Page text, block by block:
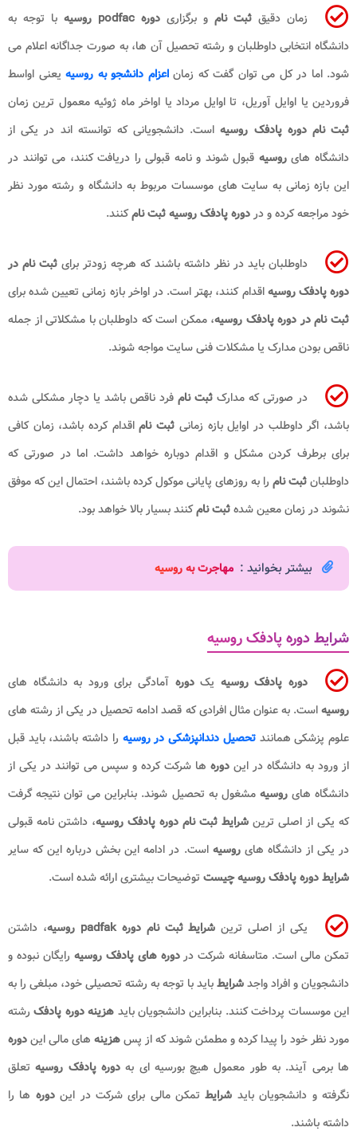
زمان دقیق ثبت نام و برگزاری دوره podfac روسیه با توجه به
دانشگاه انتخابی داوطلبان و رشته تحصیل آن ها، به صورت جداگانه اعلام می
شود. اما در کل می توان گفت که زماناعزام دانشجو به روسیه یعنی اواسط
فروردین یا اوایل آوریل، تا اوایل مرداد یا اواخر ماه ژوئیه معمول ترین زمان
ثبت نام دوره پادفک روسیه است. دانشجویانی که توانسته اند در یکی از
دانشگاه هایروسیه قبول شوند و نامه قبولی را دریافت کنند، می توانند در
این بازه زمانی به سایت های موسسات مربوط به دانشگاه و رشته مورد نظر
خود مراجعه کرده و دردوره پادفک روسیه ثبت نامکنند.
داوطلبان باید در نظر داشته باشند که هرچه زودتر برای ثبت نام در
دوره پادفک روسیهاقدام کنند، بهتر است. در اواخر بازه زمانی تعیین شده برای
ثبت نام در دوره پادفک روسیه، ممکن است که داوطلبان با مشکلاتی از جمله
ناقص بودن مدارک یا مشکلات فنی سایت مواجه شوند.
در صورتی که مدارک ثبت نام فرد ناقص باشد یا دچار مشکلی شده
باشد، اگر داوطلب در اوایل بازه زمانی ثبت ناماقدام کرده باشد، زمان کافی
برای برطرف کردن مشکل و اقدام دوباره خواهد داشت. اما در صورتی که
داوطلبانثبت نام را به روزهای پایانی موکول کرده باشند، احتمال این که موفق
نشوند در زمان معین شدهثبت نامکنند بسیار بالا خواهد بود.
بیشتر بخوانید : مهاجرت به روسیه
شرایط دوره پادفک روسیه
دوره پادفک روسیه یکدوره آمادگی برای ورود به دانشگاه های
روسیهاست. به عنوان مثال افرادی که قصد ادامه تحصیل در یکی از رشته های
علوم پزشکی همانندتحصیل دندانپزشکی در روسیه را داشته باشند، باید قبل
از ورود به دانشگاه در این دوره ها شرکت کرده و سپس می توانند در یکی از
دانشگاه هایروسیهمشغول به تحصیل شوند. بنابراین می توان نتیجه گرفت
که یکی از اصلی ترین شرایط ثبت نام دوره پادفک روسیه، داشتن نامه قبولی
در یکی از دانشگاه هایروسیهاست. در ادامه این بخش درباره این که سایر
شرایط دوره پادفک روسیه چیست توضیحات بیشتری ارائه شده است.
یکی از اصلی ترین شرایط ثبت نام دورهpadfak روسیه، داشتن
تمکن مالی است. متاسفانه شرکت دردوره های پادفک روسیه رایگان نبوده و
دانشجویان و افراد واجدشرایطباید با توجه به رشته تحصیلی خود، مبلغی را به
این موسسات پرداخت کنند. بنابراین دانشجویان باید هزینه دوره پادفکرشته
مورد نظر خود را پیدا کرده و مطمئن شوند که از پسهزینه های مالی ایندوره
ها برمی آیند. به طور معمول هیچ بورسیه ای بهدوره پادفک روسیهتعلق
نگرفته و دانشجویان باید شرایط تمکن مالی برای شرکت در ایندوره ها را
داشته باشند.